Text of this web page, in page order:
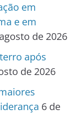
em
e em
de 2026
após
de 2026
6 de